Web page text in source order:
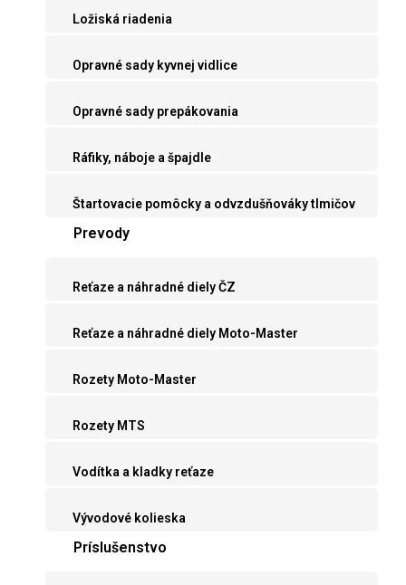
Ložiská riadenia
Opravné sady kyvnej vidlice
Opravné sady prepákovania
Ráfiky, náboje a špajdle
Štartovacie pomôcky a odvzdušňováky tlmičov
Prevody
Reťaze a náhradné diely ČZ
Reťaze a náhradné diely Moto-Master
Rozety Moto-Master
Rozety MTS
Vodítka a kladky reťaze
Vývodové kolieska
Príslušenstvo